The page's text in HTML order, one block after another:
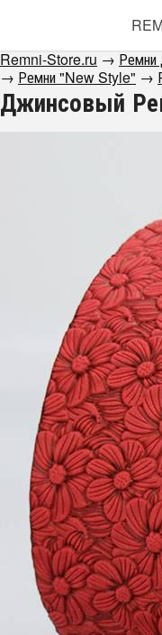
Remni-Store.ru → Ремни
→ Ремни "New Style" →
Джинсовый